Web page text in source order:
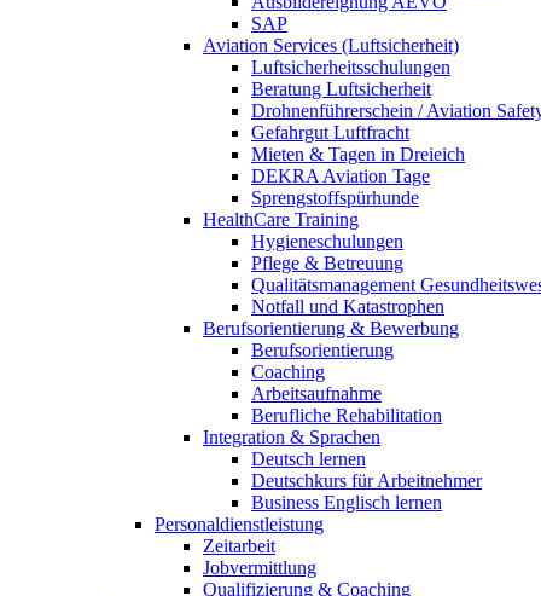
SAP
Aviation Services (Luftsicherheit)
Luftsicherheitsschulungen
Beratung Luftsicherheit
Drohnenführerschein / Aviation
Gefahrgut Luftfracht
Mieten & Tagen in Dreieich
DEKRA Aviation Tage
Sprengstoffspürhunde
HealthCare Training
Hygieneschulungen
Pflege & Betreuung
Qualitätsmanagement
Notfall und Katastrophen
Berufsorientierung & Bewerbung
Berufsorientierung
Coaching
Arbeitsaufnahme
Berufliche Rehabilitation
Integration & Sprachen
Deutsch lernen
Deutschkurs für Arbeitnehmer
Business Englisch lernen
Personaldienstleistung
Zeitarbeit
Jobvermittlung
Qualifizierung & Coaching